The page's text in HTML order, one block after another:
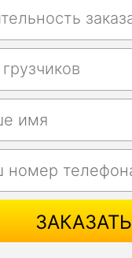
ЗАКАЗАТЬ